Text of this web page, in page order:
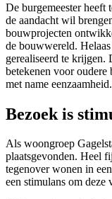
De burgemeester heeft
de aandacht wil
bouwprojecten
de bouwwereld.
gerealiseerd te krijgen.
betekenen voor
met name eenzaamheid.
Bezoek is
Als woongroep
plaatsgevonden. Heel
tegenover wonen in
een stimulans om